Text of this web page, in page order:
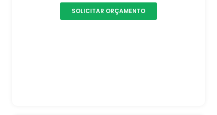
SOLICITAR ORÇAMENTO